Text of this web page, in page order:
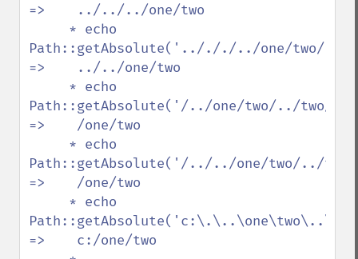
=>    ../../../one/two
Path::getAbsolute('../././../one/two/
=>    ../../one/two
Path::getAbsolute('/../one/two/../two/
=>    /one/two
Path::getAbsolute('/../../one/two/../
=>    /one/two
=>    c:/one/two